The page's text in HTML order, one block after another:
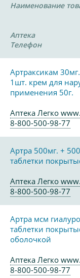
Наименование
Аптека
Телефон
Артраксикам
1шт. крем для
применения 50г.
Аптека Легко
8-800-500-98-77
Артра 500мг. +
таблетки
Аптека Легко
8-800-500-98-77
Артра мсм
таблетки
оболочкой
Аптека Легко
8-800-500-98-77